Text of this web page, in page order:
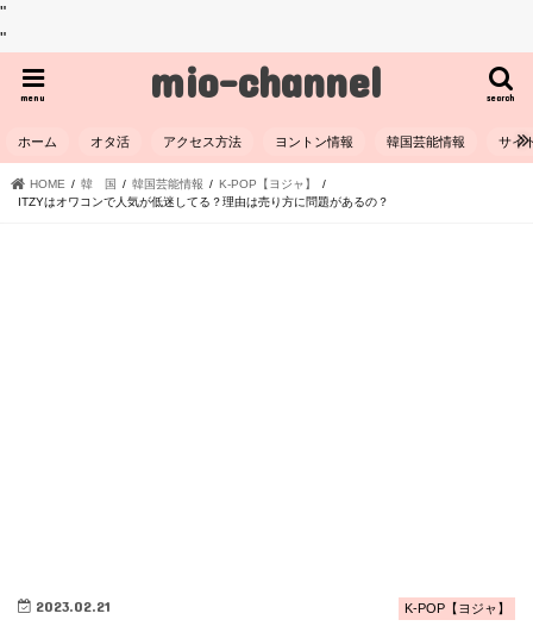
"
"
mio-channel search
menu
ホーム オタ活 アクセス方法 ヨントン情報 韓国芸能情報 サイ
HOME 韓 国 韓国芸能情報
K-POP【ヨジャ】
ITZYはオワコンで人気が低迷してる？理由は売り方に問題があるの？
K-POP【ヨジャ】
2023.02.21